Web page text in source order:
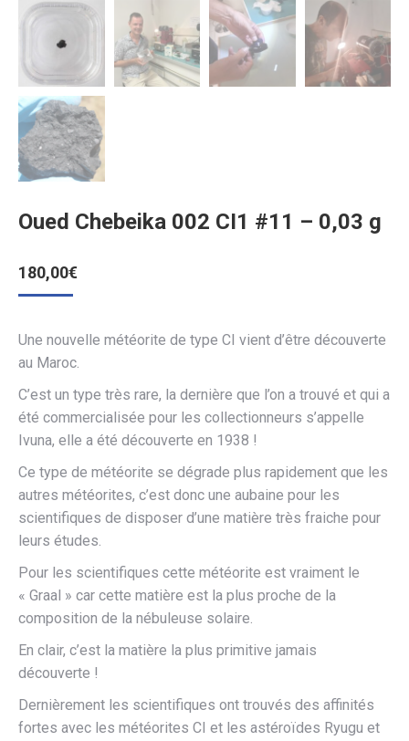
Oued Chebeika 002 CI1 #11 – 0,03 g
180,00€
Une nouvelle météorite de type CI vient d’être découverte
au Maroc.
C’est un type très rare, la dernière que l’on a trouvé et qui a
été commercialisée pour les collectionneurs s’appelle
Ivuna, elle a été découverte en 1938 !
Ce type de météorite se dégrade plus rapidement que les
autres météorites, c’est donc une aubaine pour les
scientifiques de disposer d’une matière très fraiche pour
leurs études.
Pour les scientifiques cette météorite est vraiment le
« Graal » car cette matière est la plus proche de la
composition de la nébuleuse solaire.
En clair, c’est la matière la plus primitive jamais
découverte !
Dernièrement les scientifiques ont trouvés des affinités
fortes avec les météorites CI et les astéroïdes Ryugu et